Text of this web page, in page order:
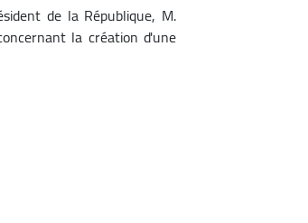
de la République, M.
la création d'une